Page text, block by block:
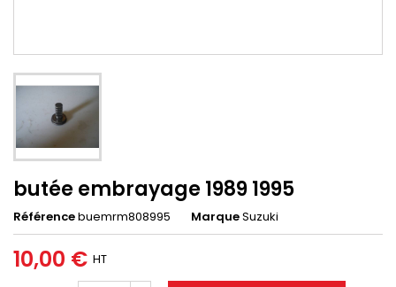
butée embrayage 1989 1995
Référencebuemrm808995 MarqueSuzuki
10,00 € HT